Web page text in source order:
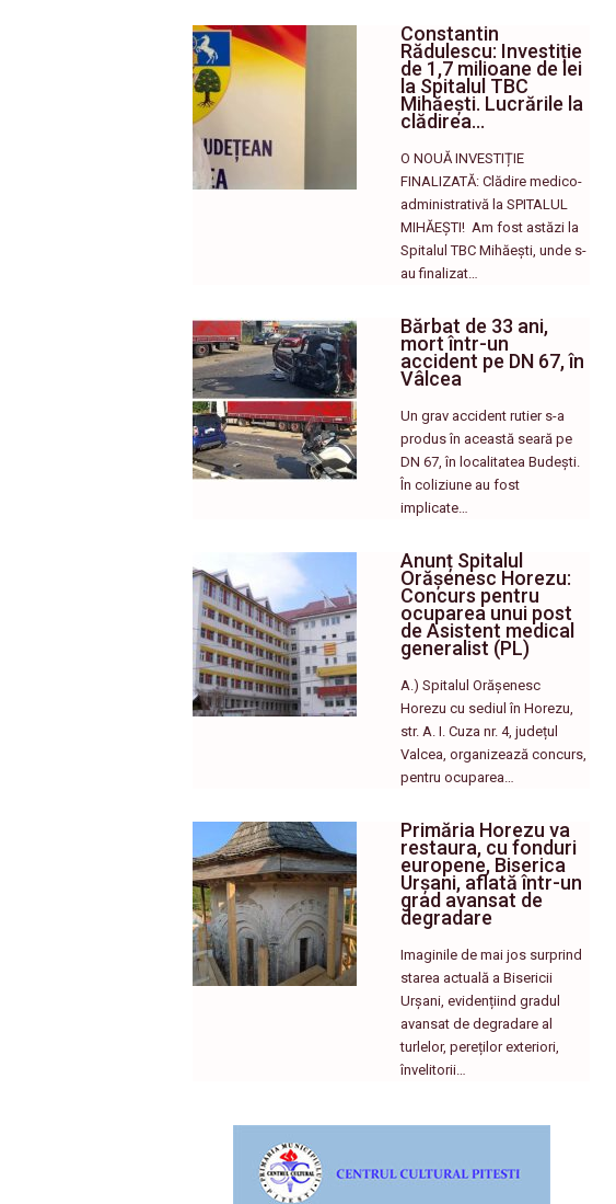
Constantin
Rădulescu: Investiție
de 1,7 milioane de lei
la Spitalul TBC
Mihăești. Lucrările la
clădirea…
O NOUĂ INVESTIȚIE
FINALIZATĂ: Clădire medico-
administrativă la SPITALUL
MIHĂEȘTI! ​ Am fost astăzi la
Spitalul TBC Mihăești, unde s-
au finalizat…
Bărbat de 33 ani,
mort într-un
accident pe DN 67, în
Vâlcea
Un grav accident rutier s-a
produs în această seară pe
DN 67, în localitatea Budești.
În coliziune au fost
implicate…
Anunț Spitalul
Orășenesc Horezu:
Concurs pentru
ocuparea unui post
de Asistent medical
generalist (PL)
A.) Spitalul Orășenesc
Horezu cu sediul în Horezu,
str. A. I. Cuza nr. 4, județul
Valcea, organizează concurs,
pentru ocuparea…
Primăria Horezu va
restaura, cu fonduri
europene, Biserica
Urșani, aflată într-un
grad avansat de
degradare
Imaginile de mai jos surprind
starea actuală a Bisericii
Urșani, evidențiind gradul
avansat de degradare al
turlelor, pereților exteriori,
învelitorii…